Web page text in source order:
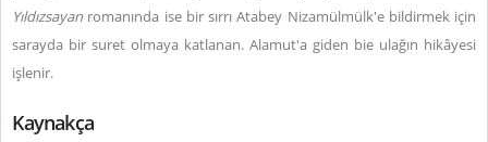
Yıldızsayan romanında ise bir sırrı Atabey Nizamülmülk'e bildirmek için
sarayda bir suret olmaya katlanan. Alamut'a giden bie ulağın hikâyesi
işlenir.
Kaynakça